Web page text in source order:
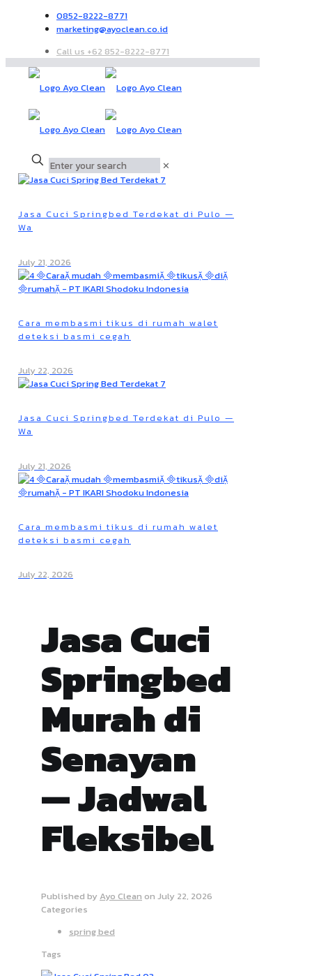
0852-8222-8771
marketing@ayoclean.co.id
Call us +62 852-8222-8771
✕
Jasa Cuci Springbed Terdekat di Pulo —
Wa
July 21, 2026
Cara membasmi tikus di rumah walet
deteksi basmi cegah
July 22, 2026
Jasa Cuci Springbed Terdekat di Pulo —
Wa
July 21, 2026
Cara membasmi tikus di rumah walet
deteksi basmi cegah
July 22, 2026
Jasa Cuci
Springbed
Murah di
Senayan
— Jadwal
Fleksibel
Published by Ayo Clean on July 22, 2026
Categories
spring bed
Tags